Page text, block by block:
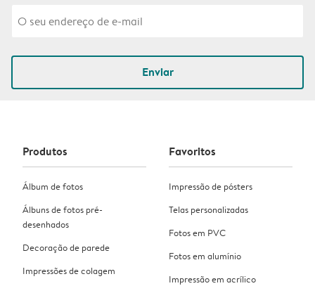
Enviar
Produtos
Álbum de fotos
Álbuns de fotos pré-
desenhados
Decoração de parede
Impressões de colagem
Favoritos
Impressão de pósters
Telas personalizadas
Fotos em PVC
Fotos em alumínio
Impressão em acrílico